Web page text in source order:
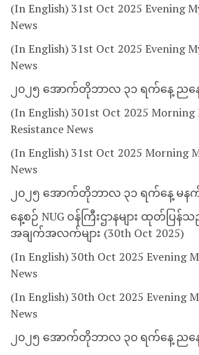
(In English) 31st Oct 2025 Evening
News
(In English) 31st Oct 2025 Evening
News
၂၀၂၅ အောက်တိုဘာလ ၃၁ ရက်နေ့ ညန
(In English) 301st Oct 2025 Morning
Resistance News
(In English) 31st Oct 2025 Morning
News
၂၀၂၅ အောက်တိုဘာလ ၃၁ ရက်နေ့ မန
နေ့စဉ် NUG ဝန်ကြီးဌာနများ ထုတ်ပြ
အချက်အလက်များ (30th Oct 2025)
(In English) 30th Oct 2025 Evening
News
(In English) 30th Oct 2025 Evening
News
၂၀၂၅ အောက်တိုဘာလ ၃၀ ရက်နေ့ ညန